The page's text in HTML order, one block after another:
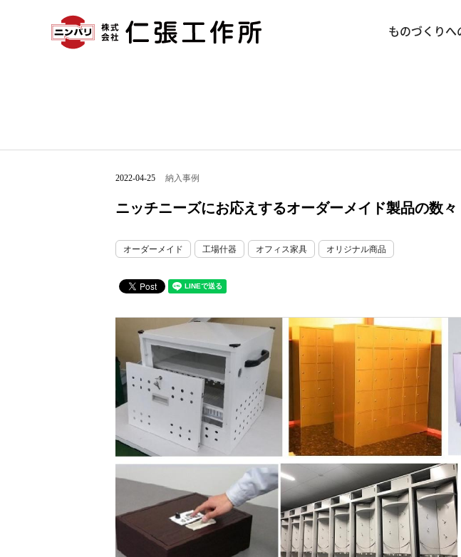
ものづくりへ
2022-04-25 納入事例
ニッチニーズにお応えするオーダーメイド製品の数々
オーダーメイド 工場什器 オフィス家具 オリジナル商品